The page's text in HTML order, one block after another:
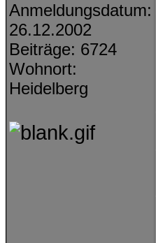
Anmeldungsdatum:
26.12.2002
Beiträge: 6724
Wohnort:
Heidelberg